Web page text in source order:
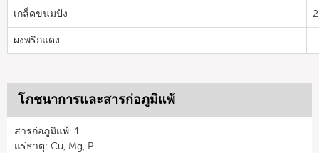
เกล็ดขนมปัง
ผงพริกแดง
โภชนาการและสารก่อภูมิแพ้
สารก่อภูมิแพ้: 1
แร่ธาตุ: Cu, Mg, P